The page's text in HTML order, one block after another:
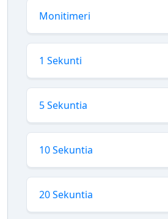
Monitimeri
1 Sekunti
5 Sekuntia
10 Sekuntia
20 Sekuntia